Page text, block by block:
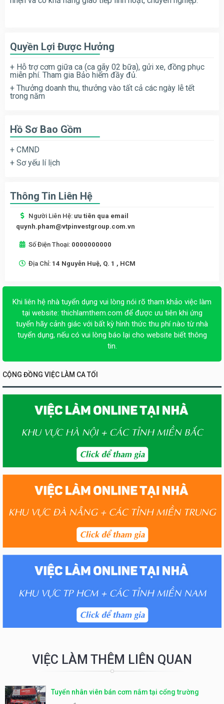
Quyền Lợi Được Hưởng
+ Hỗ trợ cơm giữa ca (ca gãy 02 bữa), gửi xe, đồng phục
miễn phí. Tham gia Bảo hiểm đầy đủ.
+ Thưởng doanh thu, thưởng vào tất cả các ngày lễ tết
trong năm
Hồ Sơ Bao Gồm
+ CMND
+ Sơ yếu lí lịch
Thông Tin Liên Hệ
Người Liên Hệ: ưu tiên qua email
quynh.pham@vtpinvestgroup.com.vn
Số Điện Thoại: 0000000000
Địa Chỉ: 14 Nguyễn Huệ, Q. 1 , HCM
Khi liên hệ nhà tuyển dụng vui lòng nói rõ tham khảo việc làm
tại website: thichlamthem.com để được ưu tiên khi ứng
tuyển hãy cảnh giác với bất kỳ hình thức thu phí nào từ nhà
tuyển dụng, nếu có vui lòng báo lại cho website biết thông
tin.
CỘNG ĐỒNG VIỆC LÀM CA TỐI
VIỆC LÀM THÊM LIÊN QUAN
Tuyển nhân viên bán cơm nắm tại cổng trường